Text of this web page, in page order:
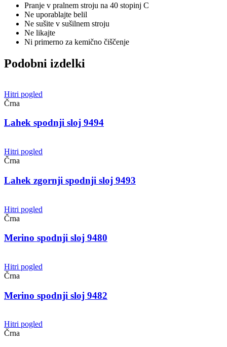
Pranje v pralnem stroju na 40 stopinj C
Ne uporablajte belil
Ne sušite v sušilnem stroju
Ne likajte
Ni primerno za kemično čiščenje
Podobni izdelki
Hitri pogled
Črna
Lahek spodnji sloj 9494
Hitri pogled
Črna
Lahek zgornji spodnji sloj 9493
Hitri pogled
Črna
Merino spodnji sloj 9480
Hitri pogled
Črna
Merino spodnji sloj 9482
Hitri pogled
Črna